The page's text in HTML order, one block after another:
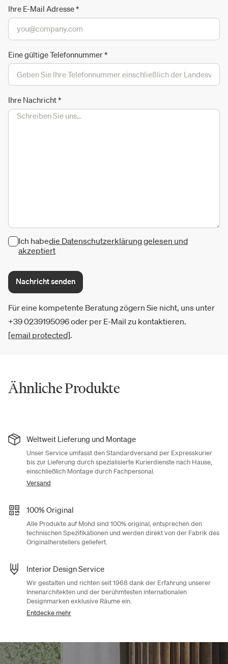
Ihre E-Mail Adresse*
Eine gültige Telefonnummer*
Ihre Nachricht*
Ich habedie Datenschutzerklärung gelesen und
akzeptiert
Nachricht senden
Für eine kompetente Beratung zögern Sie nicht, uns unter
+39 0239195096 oder per E-Mail zu kontaktieren.
[email protected].
Ähnliche Produkte
Weltweit Lieferung und Montage
Unser Service umfasst den Standardversand per Expresskurier
bis zur Lieferung durch spezialisierte Kurierdienste nach Hause,
einschließlich Montage durch Fachpersonal.
Versand
100% Original
Alle Produkte auf Mohd sind 100% original, entsprechen den
technischen Spezifikationen und werden direkt von der Fabrik des
Originalherstellers geliefert.
Interior Design Service
Wir gestalten und richten seit 1968 dank der Erfahrung unserer
Innenarchitekten und der berühmtesten internationalen
Designmarken exklusive Räume ein.
Entdecke mehr